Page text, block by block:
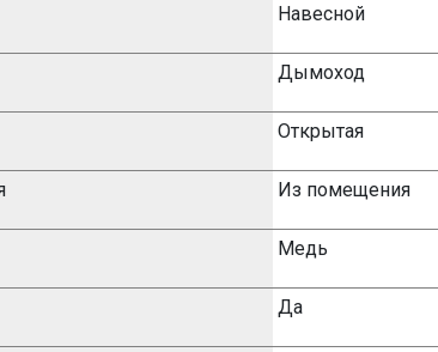
Навесной
Дымоход
Открытая
Из помещения
Медь
Да